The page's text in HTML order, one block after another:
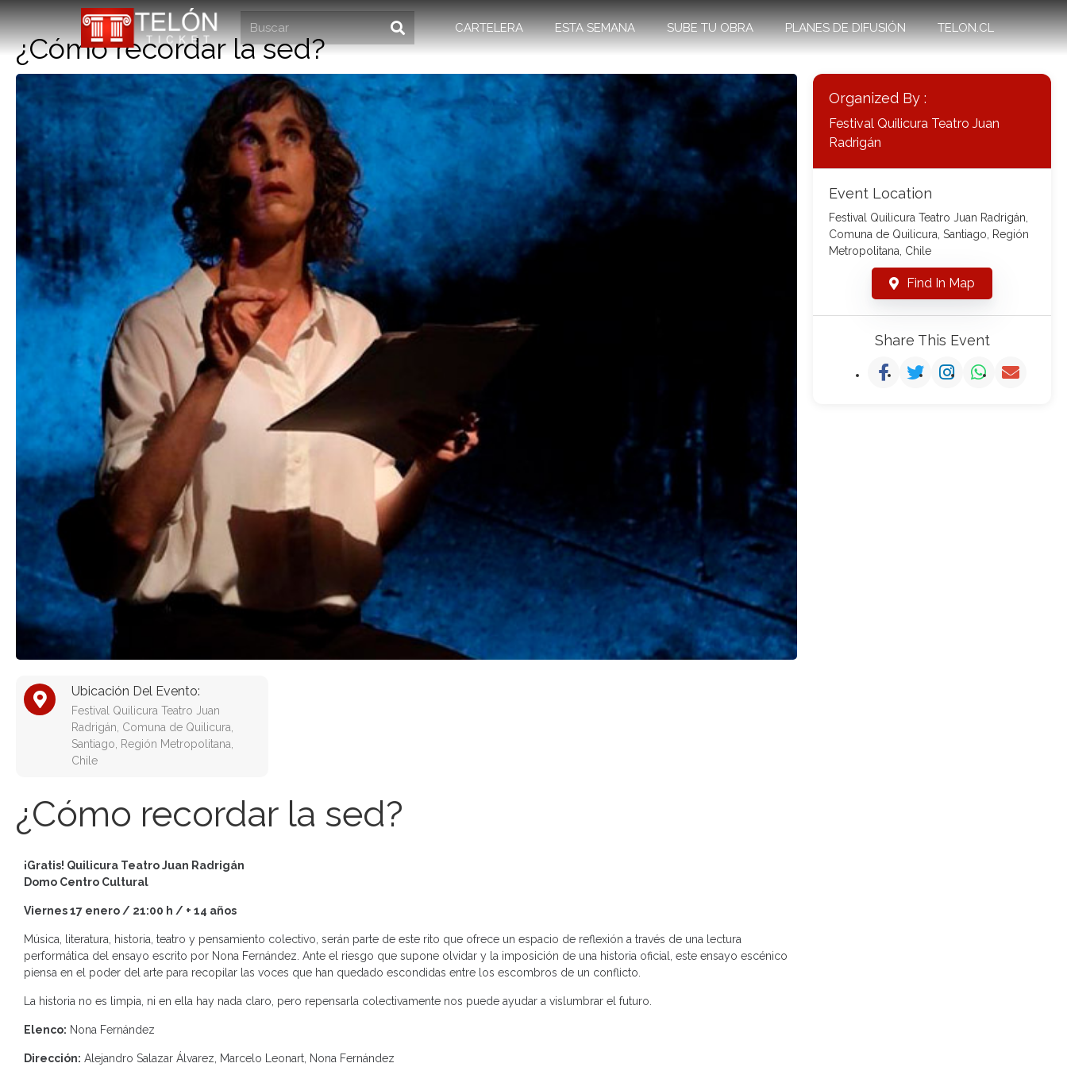
CARTELERA ESTA SEMANA SUBE TU OBRA PLANES DE DIFUSIÓN TELON.CL
¿Cómo recordar la sed?
Ubicación Del Evento:
Festival Quilicura Teatro Juan
Radrigán, Comuna de Quilicura,
Santiago, Región Metropolitana,
Chile
¿Cómo recordar la sed?
¡Gratis! Quilicura Teatro Juan Radrigán
Domo Centro Cultural
Viernes 17 enero / 21:00 h / + 14 años
Música, literatura, historia, teatro y pensamiento colectivo, serán parte de este rito que ofrece un espacio de reflexión a través de una lectura
performática del ensayo escrito por Nona Fernández. Ante el riesgo que supone olvidar y la imposición de una historia oficial, este ensayo escénico
piensa en el poder del arte para recopilar las voces que han quedado escondidas entre los escombros de un conflicto.
La historia no es limpia, ni en ella hay nada claro, pero repensarla colectivamente nos puede ayudar a vislumbrar el futuro.
Elenco: Nona Fernández
Dirección: Alejandro Salazar Álvarez, Marcelo Leonart, Nona Fernández
Organized By :
Festival Quilicura Teatro Juan
Radrigán
Event Location
Festival Quilicura Teatro Juan Radrigán,
Comuna de Quilicura, Santiago, Región
Metropolitana, Chile
Find In Map
Share This Event